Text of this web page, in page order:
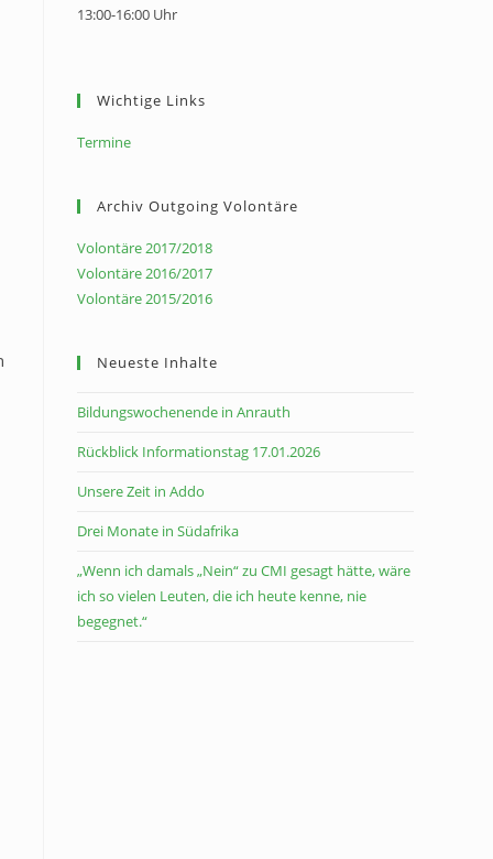
13:00-16:00 Uhr
Wichtige Links
Termine
Archiv Outgoing Volontäre
Volontäre 2017/2018
Volontäre 2016/2017
Volontäre 2015/2016
Neueste Inhalte
Bildungswochenende in Anrauth
Rückblick Informationstag 17.01.2026
Unsere Zeit in Addo
Drei Monate in Südafrika
„Wenn ich damals „Nein“ zu CMI gesagt hätte, wäre
ich so vielen Leuten, die ich heute kenne, nie
begegnet.“